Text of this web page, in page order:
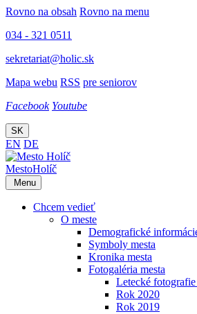
Rovno na obsah Rovno na menu
034 - 321 0511
sekretariat@holic.sk
Mapa webu RSS pre seniorov
Facebook Youtube
SK
EN DE
MestoHolíč
Menu
Chcem vedieť
O meste
Demografické
Symboly mesta
Kronika mesta
Fotogaléria mesta
Letecké
Rok 2020
Rok 2019